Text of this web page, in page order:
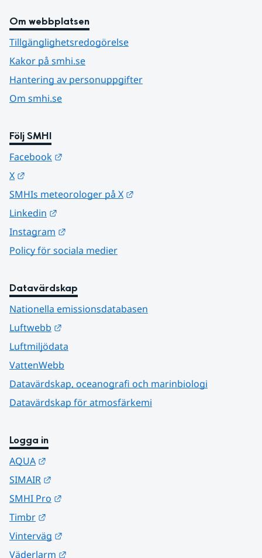
Om webbplatsen
Tillgänglighetsredogörelse
Kakor på smhi.se
Hantering av personuppgifter
Om smhi.se
Följ SMHI
Facebook
X
SMHIs meteorologer på X
Linkedin
Instagram
Policy för sociala medier
Datavärdskap
Nationella emissionsdatabasen
Luftwebb
Luftmiljödata
VattenWebb
Datavärdskap, oceanografi och marinbiologi
Datavärdskap för atmosfärkemi
Logga in
AQUA
SIMAIR
SMHI Pro
Timbr
Vinterväg
Väderlarm